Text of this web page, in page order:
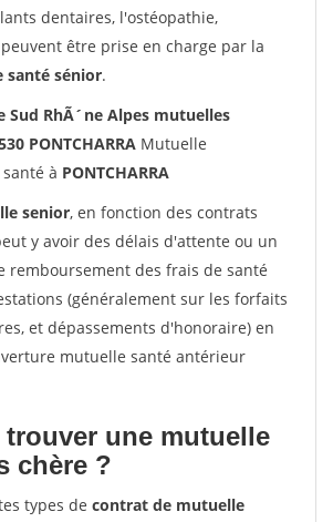
dentaires, l'ostéopathie,
être prise en charge par la
santé sénior.
RhÃ´ne Alpes mutuelles
PONTCHARRA Mutuelle
à PONTCHARRA
senior, en fonction des contrats
y avoir des délais d'attente ou un
remboursement des frais de santé
(généralement sur les forfaits
et dépassements d'honoraire) en
mutuelle santé antérieur
trouver une mutuelle
chère ?
types de contrat de mutuelle